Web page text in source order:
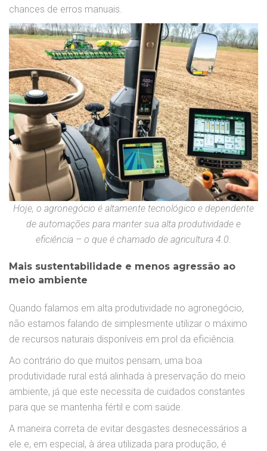
chances de erros manuais.
Hoje, o agronegócio é altamente tecnológico e dependente
de automações para manter sua alta produtividade e
eficiência – o que é chamado de agricultura 4.0.
Mais sustentabilidade e menos agressão ao
meio ambiente
Quando falamos em alta produtividade no agronegócio,
não estamos falando de simplesmente utilizar o máximo
de recursos naturais disponíveis em prol da eficiência.
Ao contrário do que muitos pensam, uma boa
produtividade rural está alinhada à preservação do meio
ambiente, já que este necessita de cuidados constantes
para que se mantenha fértil e com saúde.
A maneira correta de evitar desgastes desnecessários a
ele e, em especial, à área utilizada para produção, é